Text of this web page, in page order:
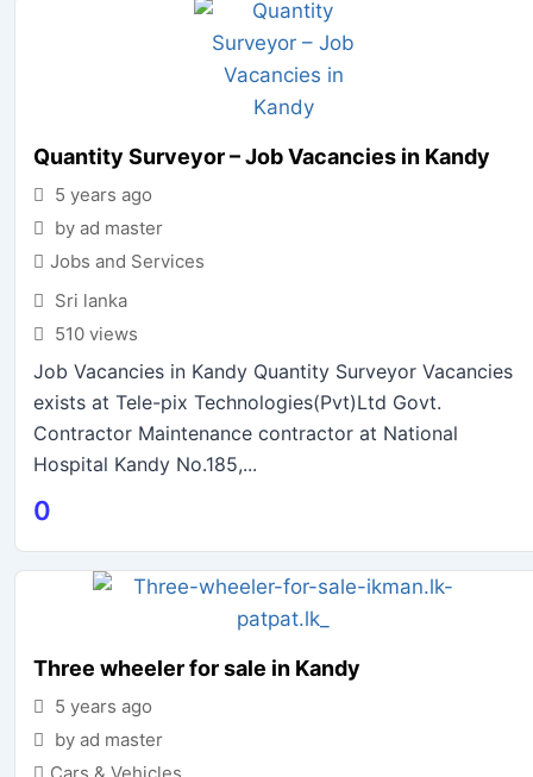
Quantity Surveyor – Job Vacancies in Kandy
5 years ago
by ad master
Jobs and Services
Sri lanka
510 views
Job Vacancies in Kandy Quantity Surveyor Vacancies
exists at Tele-pix Technologies(Pvt)Ltd Govt.
Contractor Maintenance contractor at National
Hospital Kandy No.185,...
0
Three wheeler for sale in Kandy
5 years ago
by ad master